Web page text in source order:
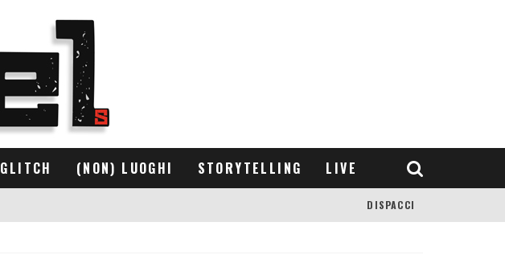
GLITCH (NON) LUOGHI STORYTELLING LIVE
DISPACCI